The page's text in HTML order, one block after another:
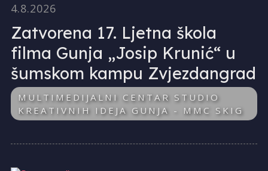
4.8.2026
Zatvorena 17. Ljetna škola
filma Gunja „Josip Krunić“ u
šumskom kampu Zvjezdangrad
MULTIMEDIJALNI CENTAR STUDIO
KREATIVNIH IDEJA GUNJA - MMC SKIG